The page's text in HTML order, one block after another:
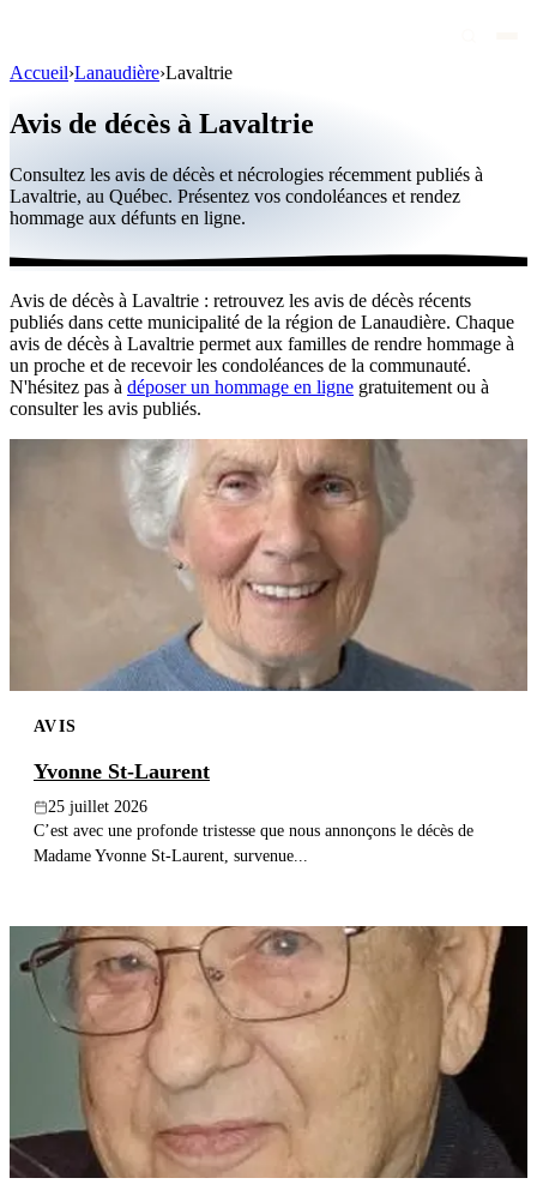
Personnalités publiques
Québec
Canada
International
Par région
Par ville
Maisons funéraires
Publier un avis
Accueil›Lanaudière›Lavaltrie
Avis de décès à Lavaltrie
Consultez les avis de décès et nécrologies récemment publiés à
Lavaltrie, au Québec. Présentez vos condoléances et rendez
hommage aux défunts en ligne.
Avis de décès à Lavaltrie : retrouvez les avis de décès récents
publiés dans cette municipalité de la région de Lanaudière. Chaque
avis de décès à Lavaltrie permet aux familles de rendre hommage à
un proche et de recevoir les condoléances de la communauté.
N'hésitez pas à déposer un hommage en ligne gratuitement ou à
consulter les avis publiés.
AVIS
Yvonne St-Laurent
25 juillet 2026
C’est avec une profonde tristesse que nous annonçons le décès de
Madame Yvonne St-Laurent, survenue...